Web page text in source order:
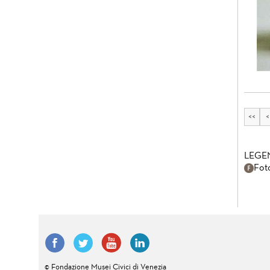
<< <
© Fondazione Musei Civici di Venezia